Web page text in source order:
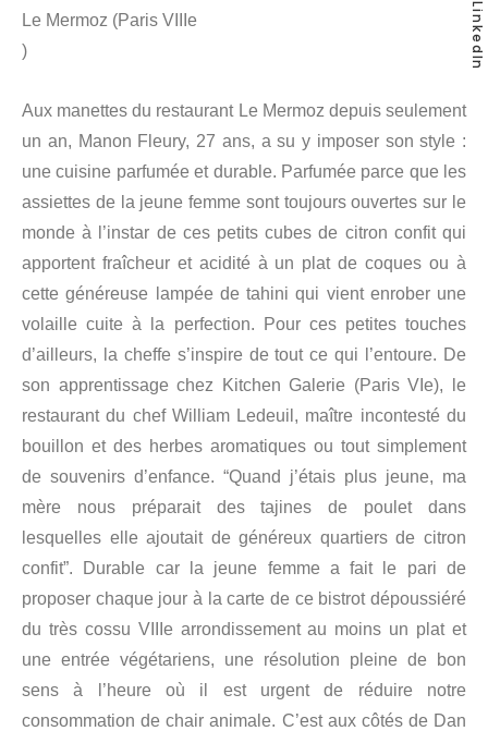
LinkedIn
Le Mermoz (Paris VIIIe
)
Aux manettes du restaurant Le Mermoz depuis seulement
un an, Manon Fleury, 27 ans, a su y imposer son style :
une cuisine parfumée et durable. Parfumée parce que les
assiettes de la jeune femme sont toujours ouvertes sur le
monde à l’instar de ces petits cubes de citron confit qui
apportent fraîcheur et acidité à un plat de coques ou à
cette généreuse lampée de tahini qui vient enrober une
volaille cuite à la perfection. Pour ces petites touches
d’ailleurs, la cheffe s’inspire de tout ce qui l’entoure. De
son apprentissage chez Kitchen Galerie (Paris VIe), le
restaurant du chef William Ledeuil, maître incontesté du
bouillon et des herbes aromatiques ou tout simplement
de souvenirs d’enfance. “Quand j’étais plus jeune, ma
mère nous préparait des tajines de poulet dans
lesquelles elle ajoutait de généreux quartiers de citron
confit”. Durable car la jeune femme a fait le pari de
proposer chaque jour à la carte de ce bistrot dépoussiéré
du très cossu VIIIe arrondissement au moins un plat et
une entrée végétariens, une résolution pleine de bon
sens à l’heure où il est urgent de réduire notre
consommation de chair animale. C’est aux côtés de Dan